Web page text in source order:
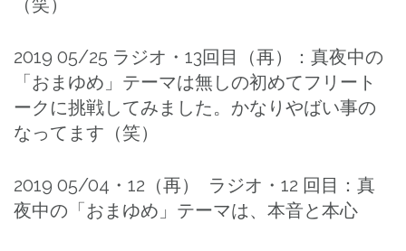
（笑）
2019 05/25 ラジオ・13回目（再）：真夜中の
「おまゆめ」テーマは無しの初めてフリート
ークに挑戦してみました。かなりやばい事の
なってます（笑）
2019 05/04・12（再） ラジオ・12 回目：真
夜中の「おまゆめ」テーマは、本音と本心